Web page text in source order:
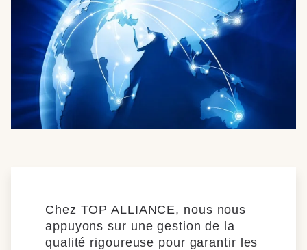
Chez TOP ALLIANCE, nous nous
appuyons sur une gestion de la
qualité rigoureuse pour garantir les